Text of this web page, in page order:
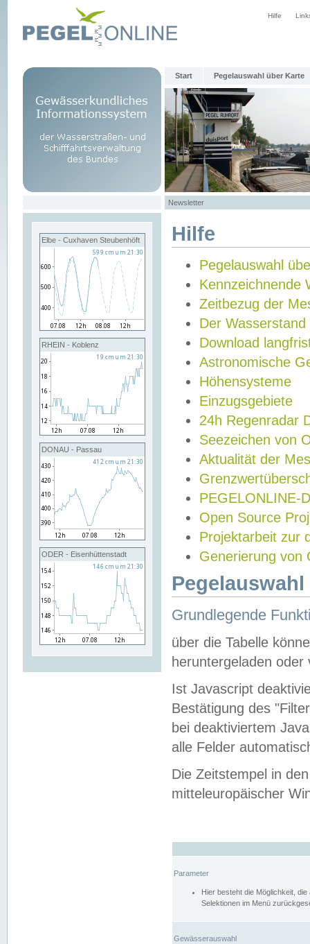
Hilfe
Start Pegelauswahl über Karte
Newsletter
Elbe - Cuxhaven Steubenhöft
RHEIN - Koblenz
DONAU - Passau
ODER - Eisenhüttenstadt
Hilfe
Pegelauswahl
Kennzeichnende
Zeitbezug der
Der Wasserstand
Download
Astronomische
Höhensysteme
Einzugsgebiete
24h Regenradar
Seezeichen von
Aktualität der
PEGELONLINE-
Open Source
Projektarbeit zur
Generierung von
Grundlegende
über die Tabelle
heruntergeladen oder
Ist Javascript
Bestätigung des
bei deaktiviertem
alle Felder
Die Zeitstempel in
mitteleuropäischer
Parameter
Hier besteht die Möglichkeit,
Selektionen im Menü
Gewässerauswahl